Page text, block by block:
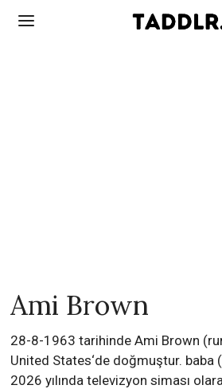
Ami Brown
28-8-1963 tarihinde Ami Brown
United States‘de doğmuştur. baba
2026 yılında televizyon siması